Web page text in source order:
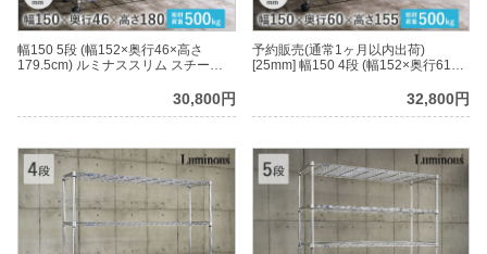
幅150 5段 (幅152×奥行46×高さ
179.5cm) ルミナススリム スチール
30,800円
予約販売(通常1ヶ月以内出荷)
[25mm] 幅150 4段 (幅152×奥行61×
32,800円